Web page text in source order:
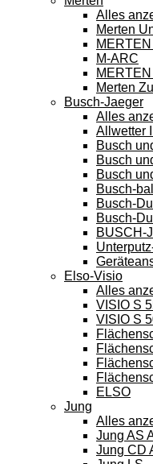
Alles
Merten
M-ARC
Merten
Busch-Jaeger
Alles
Allwetter
Busch
Busch
Busch
Busch-
Busch-
Busch-
BUSCH-
Elso-Visio
Alles
VISIO S
VISIO S
ELSO
Jung
Alles
Jung AS
Jung CD